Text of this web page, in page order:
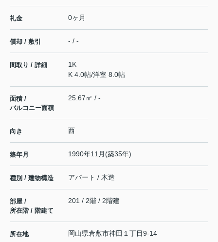
礼金 0ヶ月
償却 / 敷引 - / -
間取り / 詳細
1K
K 4.0帖/洋室 8.0帖
面積 /
バルコニー面積
25.67㎡ / -
向き 西
築年月 1990年11月(築35年)
種別 / 建物構造 アパート / 木造
部屋 /
所在階 / 階建て
201 / 2階 / 2階建
所在地 岡山県倉敷市神田 １丁目9-14